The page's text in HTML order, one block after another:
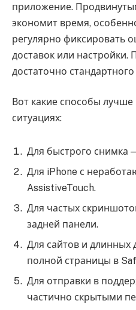
приложение.
экономит время,
регулярно фиксировать
доставок или настройки.
достаточно
Вот какие способы
ситуациях:
Для быстрого снимка
Для iPhone с
AssistiveTouch.
Для частых
задней панели.
Для сайтов и
полной страницы в
Для отправки в
частично скрытыми